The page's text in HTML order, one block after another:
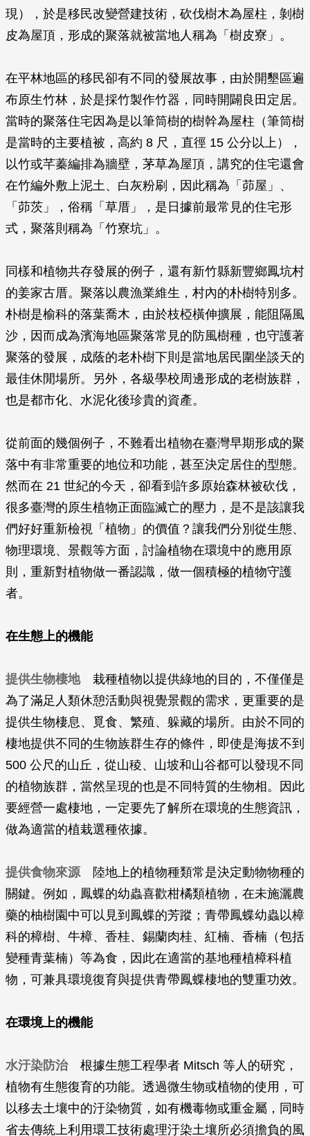
現），於是移民改變營建技術，砍伐樹木為屋柱，剝樹
皮為屋頂，形成的聚落就被當地人稱為「樹皮寮」。
在平林地區的移民卻有不同的發展故事，由於開墾區遍
布原生竹林，於是採竹製作竹器，同時開闢良田定居。
當時的聚落住宅因為是以筆筒樹的樹幹為屋柱（筆筒樹
是當時的主要植被，高約 8 尺，直徑 15 公分以上），
以竹或芊蓁編排為牆壁，茅草為屋頂，講究的住宅還會
在竹編外敷上泥土、白灰粉刷，因此稱為「茆屋」、
「茆茨」，俗稱「草厝」，是日據前最常見的住宅形
式，聚落則稱為「竹寮坑」。
同樣和植物共存發展的例子，還有新竹縣新豐鄉鳳坑村
的姜家古厝。聚落以農漁業維生，村內的朴樹特別多。
朴樹是榆科的落葉喬木，由於枝椏橫伸擴展，能阻隔風
沙，因而成為濱海地區聚落常見的防風樹種，也守護著
聚落的發展，成蔭的老朴樹下則是當地居民圍坐談天的
最佳休閒場所。另外，各級學校周邊形成的老樹族群，
也是都市化、水泥化後珍貴的資產。
從前面的幾個例子，不難看出植物在臺灣早期形成的聚
落中有非常重要的地位和功能，甚至決定居住的型態。
然而在 21 世紀的今天，卻看到許多原始森林被砍伐，
很多臺灣的原生植物正面臨滅亡的壓力，是不是該讓我
們好好重新檢視「植物」的價值？讓我們分別從生態、
物理環境、景觀等方面，討論植物在環境中的應用原
則，重新對植物做一番認識，做一個積極的植物守護
者。
在生態上的機能
提供生物棲地栽種植物以提供綠地的目的，不僅僅是
為了滿足人類休憩活動與視覺景觀的需求，更重要的是
提供生物棲息、覓食、繁殖、躲藏的場所。由於不同的
棲地提供不同的生物族群生存的條件，即使是海拔不到
500 公尺的山丘，從山稜、山坡和山谷都可以發現不同
的植物族群，當然呈現的也是不同特質的生物相。因此
要經營一處棲地，一定要先了解所在環境的生態資訊，
做為適當的植栽選種依據。
提供食物來源陸地上的植物種類常是決定動物物種的
關鍵。例如，鳳蝶的幼蟲喜歡柑橘類植物，在未施灑農
藥的柚樹園中可以見到鳳蝶的芳蹤；青帶鳳蝶幼蟲以樟
科的樟樹、牛樟、香桂、錫蘭肉桂、紅楠、香楠（包括
變種青葉楠）等為食，因此在適當的基地種植樟科植
物，可兼具環境復育與提供青帶鳳蝶棲地的雙重功效。
在環境上的機能
水汙染防治根據生態工程學者 Mitsch 等人的研究，
植物有生態復育的功能。透過微生物或植物的使用，可
以移去土壤中的汙染物質，如有機毒物或重金屬，同時
省去傳統上利用環工技術處理汙染土壤所必須擔負的風